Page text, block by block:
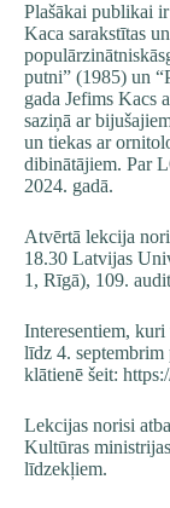
Plašākai publikai
Kaca sarakstītas
putni” (1985) un
gada Jefims Kacs
saziņā ar
un tiekas ar
dibinātājiem. Par
2024. gadā.
Atvērtā lekcija
18.30 Latvijas
1, Rīgā), 109.
Interesentiem,
līdz 4. septembrim
klātienē šeit:
Lekcijas norisi
Kultūras
līdzekļiem.